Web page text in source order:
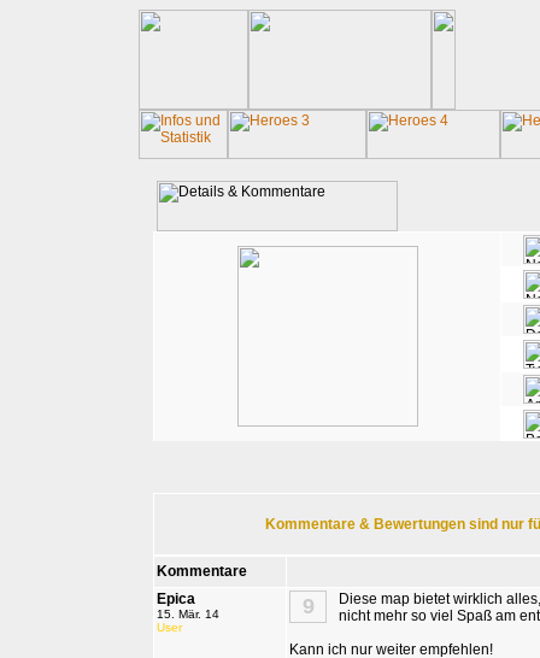
Kommentare & Bewertungen sind nur
Kommentare
Epica
15. Mär. 14
User
9
Diese map bietet wirklich
nicht mehr so viel Spaß am
Kann ich nur weiter empfehlen!